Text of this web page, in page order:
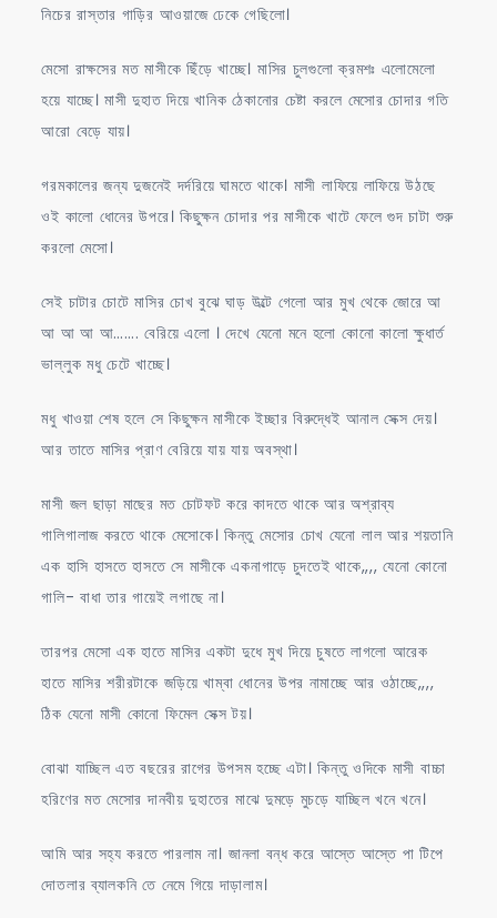
নিচের রাস্তার গাড়ির আওয়াজে ঢেকে গেছিলো।
মেসো রাক্ষসের মত মাসীকে ছিঁড়ে খাচ্ছে। মাসির চুলগুলো ক্রমশঃ এলোমেলো
হয়ে যাচ্ছে। মাসী দুহাত দিয়ে খানিক ঠেকানোর চেষ্টা করলে মেসোর চোদার গতি
আরো বেড়ে যায়।
গরমকালের জন্য দুজনেই দর্দরিয়ে ঘামতে থাকে। মাসী লাফিয়ে লাফিয়ে উঠছে
ওই কালো ধোনের উপরে। কিছুক্ষন চোদার পর মাসীকে খাটে ফেলে গুদ চাটা শুরু
করলো মেসো।
সেই চাটার চোটে মাসির চোখ বুঝে ঘাড় উল্টে গেলো আর মুখ থেকে জোরে আ
আ আ আ আ……. বেরিয়ে এলো । দেখে যেনো মনে হলো কোনো কালো ক্ষুধার্ত
ভাল্লুক মধু চেটে খাচ্ছে।
মধু খাওয়া শেষ হলে সে কিছুক্ষন মাসীকে ইচ্ছার বিরুদ্ধেই আনাল সেক্স দেয়।
আর তাতে মাসির প্রাণ বেরিয়ে যায় যায় অবস্থা।
মাসী জল ছাড়া মাছের মত চোটফট করে কাদতে থাকে আর অশ্রাব্য
গালিগালাজ করতে থাকে মেসোকে। কিন্তু মেসোর চোখ যেনো লাল আর শয়তানি
এক হাসি হাসতে হাসতে সে মাসীকে একনাগাড়ে চুদতেই থাকে,,,, যেনো কোনো
গালি- বাধা তার গায়েই লগাছে না।
তারপর মেসো এক হাতে মাসির একটা দুধে মুখ দিয়ে চুষতে লাগলো আরেক
হাতে মাসির শরীরটাকে জড়িয়ে খাম্বা ধোনের উপর নামাচ্ছে আর ওঠাচ্ছে,,,,
ঠিক যেনো মাসী কোনো ফিমেল সেক্স টয়।
বোঝা যাচ্ছিল এত বছরের রাগের উপসম হচ্ছে এটা। কিন্তু ওদিকে মাসী বাচ্চা
হরিণের মত মেসোর দানবীয় দুহাতের মাঝে দুমড়ে মুচড়ে যাচ্ছিল খনে খনে।
আমি আর সহ্য করতে পারলাম না। জানলা বন্ধ করে আস্তে আস্তে পা টিপে
দোতলার ব্যালকনি তে নেমে গিয়ে দাড়ালাম।